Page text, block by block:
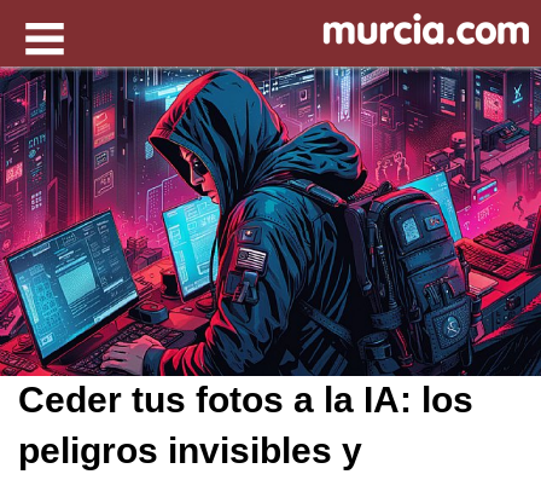
Ceder tus fotos a la IA: los
peligros invisibles y